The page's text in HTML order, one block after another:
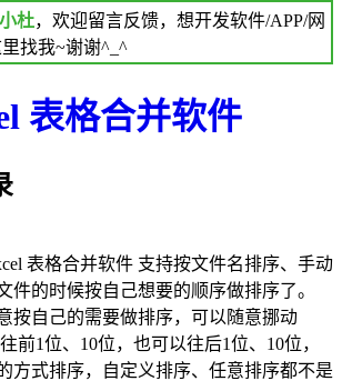
杜，欢迎留言反馈，想开发软件/APP/网
找我~谢谢^_^
表格合并软件
表格合并软件 支持按文件名排序、手动
件的时候按自己想要的顺序做排序了。
按自己的需要做排序，可以随意挪动
前1位、10位，也可以往后1位、10位，
方式排序，自定义排序、任意排序都不是